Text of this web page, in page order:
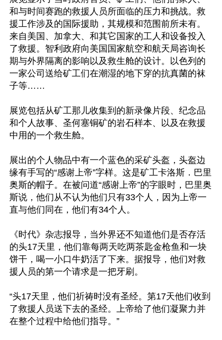
和与时间赛跑的救援人员所面临的压力和挑战。救
援工作涉及的国际援助，其规模和范围前所未有。
来自美国、加拿大、和其它国家的工人和设备投入
了救援。智利政府向美国国家航空和航天局咨询长
期与外界隔离的影响以及救生舱的设计。以色列的
一家公司送给矿工们在潮湿的地下穿的抗真菌的袜
子等……
展览包括从矿工那儿收集到的新录像片段、纪念品
和个人故事、圣何塞铜矿的岩石样本、以及在救援
中用的一个救生舱。
展出的个人物品中有一个蓝色的采矿头盔，头盔边
缘有手写的“感谢上帝”字样。这是矿工卡洛斯．巴里
奥斯的帽子。在被问道“感谢上帝”的字眼时，巴里奥
斯说，他们从不认为他们只有33个人，因为上帝一
直与他们同在，他们有34个人。
《时代》杂志报导，当外界还不知道他们是否存活
的头17天里，他们靠每两天吃两茶匙金枪鱼和一块
饼干，喝一小口牛奶活了下来。据报导，他们对救
援人员的第一个请求是一把牙刷。
“头17天里，他们祈祷时没有圣经。第17天他们收到
了救援人员送下去的圣经。上帝给了他们凝聚力并
在整个过程中给他们指导。”